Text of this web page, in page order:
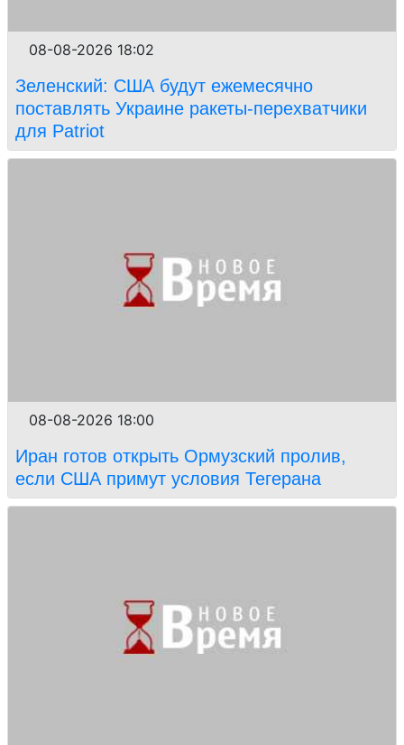
08-08-2026 18:02
Зеленский: США будут ежемесячно
поставлять Украине ракеты-перехватчики
для Patriot
08-08-2026 18:00
Иран готов открыть Ормузский пролив,
если США примут условия Тегерана